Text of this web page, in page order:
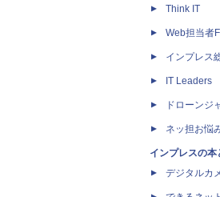
Think IT
Web担当者
インプレス
IT Leaders
ドローンジ
ネッ担お悩
インプレスの本
デジタルカ